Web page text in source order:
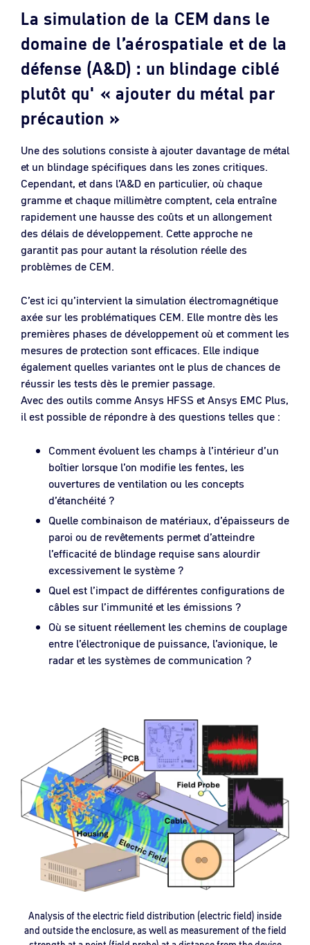
La simulation de la CEM dans le
domaine de l’aérospatiale et de la
défense (A&D) : un blindage ciblé
plutôt qu' « ajouter du métal par
précaution »
Une des solutions consiste à ajouter davantage de métal
et un blindage spécifiques dans les zones critiques.
Cependant, et dans l’A&D en particulier, où chaque
gramme et chaque millimètre comptent, cela entraîne
rapidement une hausse des coûts et un allongement
des délais de développement. Cette approche ne
garantit pas pour autant la résolution réelle des
problèmes de CEM.
C’est ici qu’intervient la simulation électromagnétique
axée sur les problématiques CEM. Elle montre dès les
premières phases de développement où et comment les
mesures de protection sont efficaces. Elle indique
également quelles variantes ont le plus de chances de
réussir les tests dès le premier passage.
Avec des outils comme Ansys HFSS et Ansys EMC Plus,
il est possible de répondre à des questions telles que :
Comment évoluent les champs à l’intérieur d’un
boîtier lorsque l’on modifie les fentes, les
ouvertures de ventilation ou les concepts
d’étanchéité ?
Quelle combinaison de matériaux, d’épaisseurs de
paroi ou de revêtements permet d’atteindre
l’efficacité de blindage requise sans alourdir
excessivement le système ?
Quel est l’impact de différentes configurations de
câbles sur l’immunité et les émissions ?
Où se situent réellement les chemins de couplage
entre l’électronique de puissance, l’avionique, le
radar et les systèmes de communication ?
Analysis of the electric field distribution (electric field) inside
and outside the enclosure, as well as measurement of the field